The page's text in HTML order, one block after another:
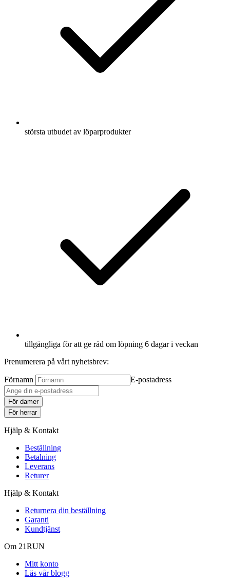
största utbudet av löparprodukter
tillgängliga för att ge råd om löpning 6 dagar i veckan
Prenumerera på vårt nyhetsbrev:
Förnamn E-postadress
För damer
För herrar
Hjälp & Kontakt
Beställning
Betalning
Leverans
Returer
Hjälp & Kontakt
Returnera din beställning
Garanti
Kundtjänst
Om 21RUN
Mitt konto
Läs vår blogg